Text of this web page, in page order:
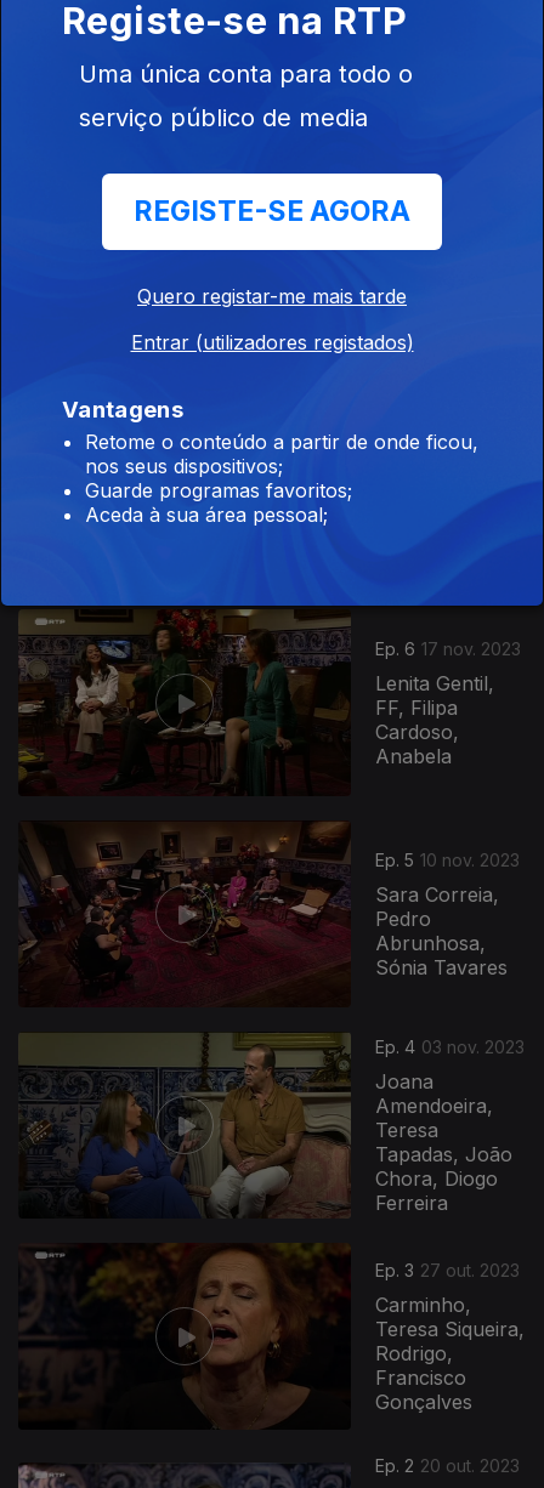
Ep. 9
Clemente, João
Ep. 8
António Rocha,
Beatriz Felício,
Tiago Correia,
José Geadas
Ana Marques,
Ep. 6 17 nov. 2023
Lenita Gentil,
FF, Filipa
Cardoso,
Anabela
Ep. 5 10 nov. 2023
Sara Correia,
Pedro
Abrunhosa,
Sónia Tavares
Ep. 4 03 nov. 2023
Joana
Amendoeira,
Teresa
Tapadas, João
Chora, Diogo
Ferreira
Ep. 3 27 out. 2023
Carminho,
Teresa Siqueira,
Rodrigo,
Francisco
Gonçalves
Ep. 2 20 out. 2023
Registe-se na RTP
Uma única conta para todo o
serviço público de media
REGISTE-SE AGORA
Quero registar-me mais tarde
Entrar (utilizadores registados)
Vantagens
Retome o conteúdo a partir de onde ficou,
nos seus dispositivos;
Guarde programas favoritos;
Aceda à sua área pessoal;